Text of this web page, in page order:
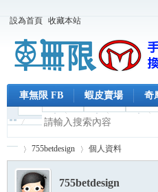
設為首頁 收藏本站
車無限 FB 蝦皮賣場 奇
755betdesign 個人資料
755betdesign